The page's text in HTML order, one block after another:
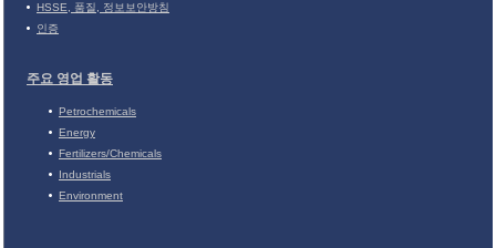
HSSE, 품질, 정보보안방침
인증
주요 영업 활동
Petrochemicals
Energy
Fertilizers/Chemicals
Industrials
Environment